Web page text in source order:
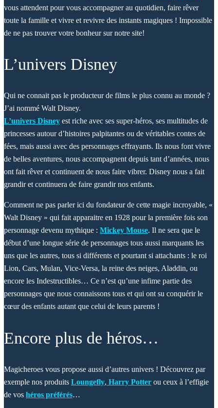
vous attendent pour vous accompagner au quotidien, faire rêver
toute la famille et vivre et revivre des instants magiques ! Impossible
de ne pas trouver votre bonheur sur notre site!
L’univers Disney
Qui ne connait pas le producteur de films le plus connu au monde ?
J’ai nommé Walt Disney.
L’univers Disney est riche avec ses super-héros, ses multitudes de
princesses autour d’histoires palpitantes ou de véritables contes de
fées, mais aussi avec des personnages effrayants. Ils nous font vivre
de belles aventures, nous accompagnent depuis tant d’années, nous
ont fait rêver et continuent de nous faire vibrer. Disney nous a fait
grandir et continuera de faire grandir nos enfants.
Comment ne pas parler ici du fondateur de cette magie incroyable, «
Walt Disney » qui fait apparaitre en 1928 pour la première fois son
personnage devenu mythique : Mickey Mouse. Il ne sera que le
début d’une longue série de personnages tous aussi marquants les
uns que les autres, tous si différents et pourtant si attachants : le roi
Lion, Cars, Mulan, Vice-Versa, la reine des neiges, Aladdin, ou
encore les Indestructibles… Ce n’est qu’une infime partie des
personnages que nous connaissons tous et qui ont su conquérir le
cœur des enfants autant que celui de leurs parents !
Encore plus de héros…
Magicheroes vous propose aussi d’autres univers ! Découvrez par
exemple nos produits Loungefly, Harry Potter ou ceux à l’effigie
de vos héros préférés…